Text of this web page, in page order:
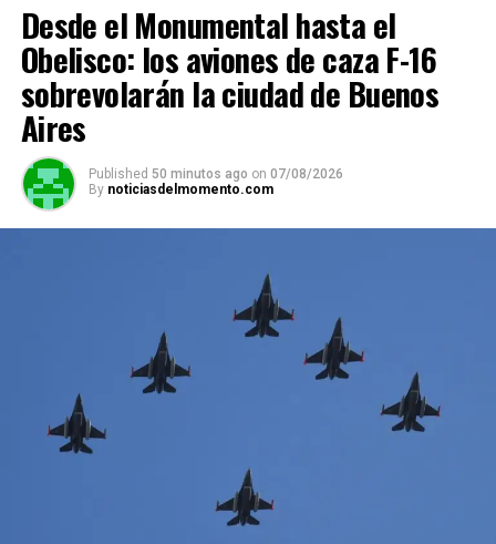
Noticia en desarrollo
Conforme a
Desde el Monumental hasta el
Obelisco: los aviones de caza F-16
sobrevolarán la ciudad de Buenos
Aires
Published 50 minutos ago on 07/08/2026
By noticiasdelmomento.com